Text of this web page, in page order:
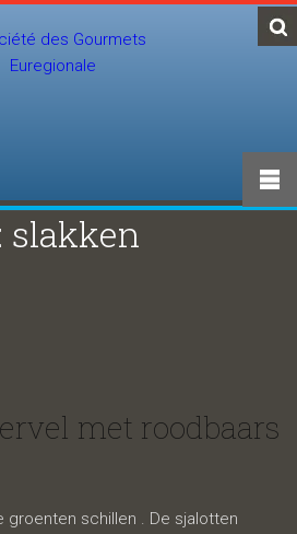
slakken
met roodbaars
groenten schillen . De sjalotten